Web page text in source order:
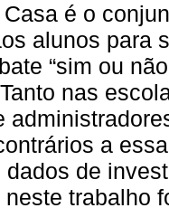
Casa é o
alunos para
“sim ou
nas
a
dados de
trabalho